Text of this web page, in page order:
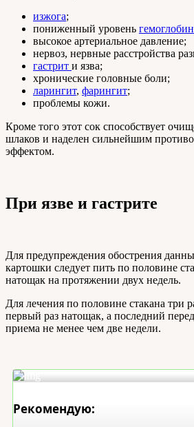
изжога;
пониженный уровень
высокое артериальное давление;
нервоз, нервные расстройства
гастрит и язва;
хронические головные боли;
ларингит, фарингит;
проблемы кожи.
Кроме того этот сок способствует
шлаков и наделен сильнейшим
эффектом.
При язве и гастрите
Для предупреждения обострения
картошки следует пить по половине
натощак на протяжении двух недель.
Для лечения по половине стакана три
первый раз натощак, а последний
приема не менее чем две недели.
Рекомендую: